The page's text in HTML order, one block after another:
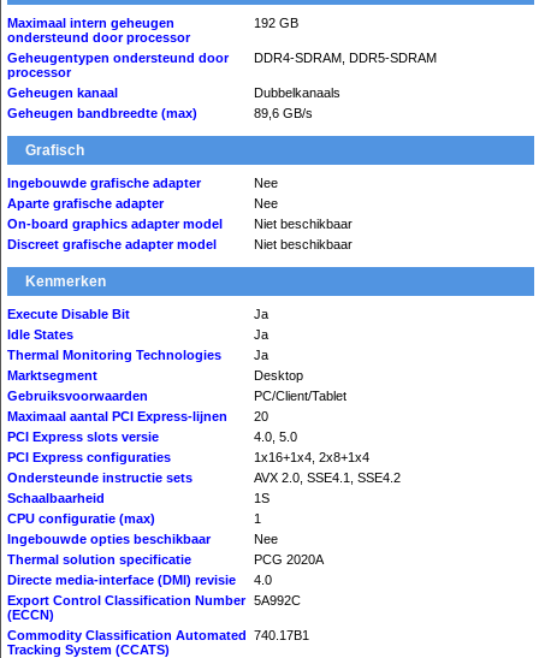
Maximaal intern geheugen
ondersteund door processor
192 GB
Geheugentypen ondersteund door
processor
DDR4-SDRAM, DDR5-SDRAM
Geheugen kanaal
Dubbelkanaals
Geheugen bandbreedte (max)
89,6 GB/s
Grafisch
Ingebouwde grafische adapter
Nee
Aparte grafische adapter
Nee
On-board graphics adapter model
Niet beschikbaar
Discreet grafische adapter model
Niet beschikbaar
Kenmerken
Execute Disable Bit
Ja
Idle States
Ja
Thermal Monitoring Technologies
Ja
Marktsegment
Desktop
Gebruiksvoorwaarden
PC/Client/Tablet
Maximaal aantal PCI Express-lijnen
20
PCI Express slots versie
4.0, 5.0
PCI Express configuraties
1x16+1x4, 2x8+1x4
Ondersteunde instructie sets
AVX 2.0, SSE4.1, SSE4.2
Schaalbaarheid
1S
CPU configuratie (max)
1
Ingebouwde opties beschikbaar
Nee
Thermal solution specificatie
PCG 2020A
Directe media-interface (DMI) revisie
4.0
Export Control Classification Number
(ECCN)
5A992C
Commodity Classification Automated
Tracking System (CCATS)
740.17B1